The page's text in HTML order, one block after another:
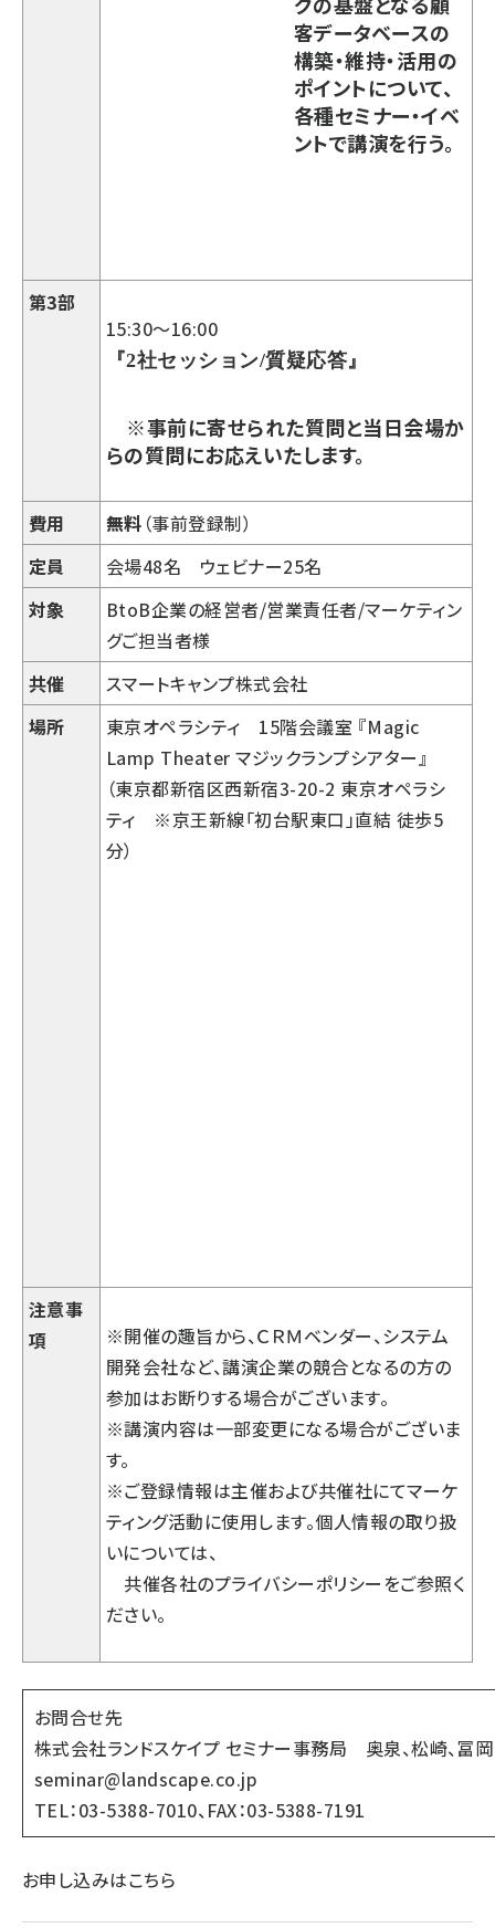
客データベースの
構築・維持・活用の
ポイントについて、
各種セミナー・イベ
ントで講演を行う。
第3部
15:30～16:00
『2社セッション/質疑応答』
※事前に寄せられた質問と当日会場か
らの質問にお応えいたします。
費用 無料 （事前登録制）
定員
会場48名 ウェビナー25名
対象
BtoB企業の経営者/営業責任者/マーケティン
グご担当者様
共催
スマートキャンプ株式会社
場所
東京オペラシティ 15階会議室 『Magic
Lamp Theater マジックランプシアター』
（東京都新宿区西新宿3-20-2 東京オペラシ
ティ ※京王新線「初台駅東口」直結 徒歩5
分）
注意事
項
※開催の趣旨から、ＣＲＭベンダー、システム
開発会社など、講演企業の競合となるの方の
参加はお断りする場合がございます。
※講演内容は一部変更になる場合がございま
す。
※ご登録情報は主催および共催社にてマーケ
ティング活動に使用します。個人情報の取り扱
いについては、
共催各社のプライバシーポリシーをご参照く
ださい。
お問合せ先
株式会社ランドスケイプ セミナー事務局 奥泉、松崎、冨岡
seminar@landscape.co.jp
TEL：03-5388-7010、FAX：03-5388-7191
お申し込みはこちら